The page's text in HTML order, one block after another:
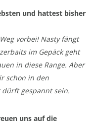
und hattest bisher
vorbei! Nasty fängt
im Gepäck geht
in diese Range. Aber
schon in den
dürft gespannt sein.
uns auf die